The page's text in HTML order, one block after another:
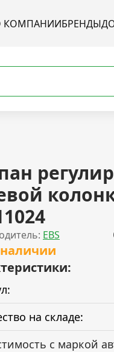
КОМПАНИИБРЕНДЫ
EBS
на складе:
с маркой